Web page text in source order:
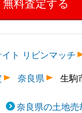
ト リビンマッチ
奈良県 生駒
奈良県の土地